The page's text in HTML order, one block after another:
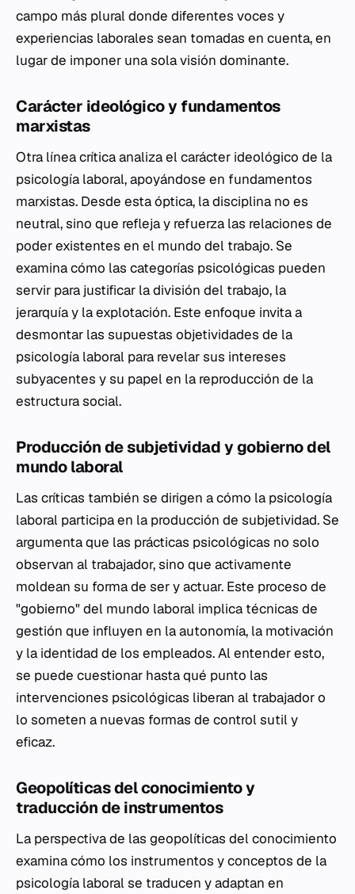
campo más plural donde diferentes voces y
experiencias laborales sean tomadas en cuenta, en
lugar de imponer una sola visión dominante.
Carácter ideológico y fundamentos
marxistas
Otra línea crítica analiza el carácter ideológico de la
psicología laboral, apoyándose en fundamentos
marxistas. Desde esta óptica, la disciplina no es
neutral, sino que refleja y refuerza las relaciones de
poder existentes en el mundo del trabajo. Se
examina cómo las categorías psicológicas pueden
servir para justificar la división del trabajo, la
jerarquía y la explotación. Este enfoque invita a
desmontar las supuestas objetividades de la
psicología laboral para revelar sus intereses
subyacentes y su papel en la reproducción de la
estructura social.
Producción de subjetividad y gobierno del
mundo laboral
Las críticas también se dirigen a cómo la psicología
laboral participa en la producción de subjetividad. Se
argumenta que las prácticas psicológicas no solo
observan al trabajador, sino que activamente
moldean su forma de ser y actuar. Este proceso de
"gobierno" del mundo laboral implica técnicas de
gestión que influyen en la autonomía, la motivación
y la identidad de los empleados. Al entender esto,
se puede cuestionar hasta qué punto las
intervenciones psicológicas liberan al trabajador o
lo someten a nuevas formas de control sutil y
eficaz.
Geopolíticas del conocimiento y
traducción de instrumentos
La perspectiva de las geopolíticas del conocimiento
examina cómo los instrumentos y conceptos de la
psicología laboral se traducen y adaptan en